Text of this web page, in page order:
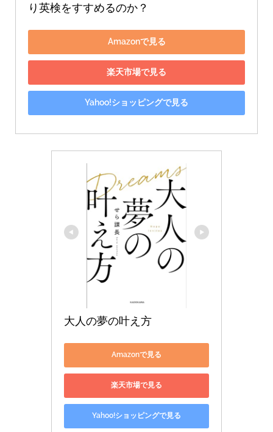
り英検をすすめるのか？
Amazonで見る
楽天市場で見る
Yahoo!ショッピングで見る
大人の夢の叶え方
Amazonで見る
楽天市場で見る
Yahoo!ショッピングで見る